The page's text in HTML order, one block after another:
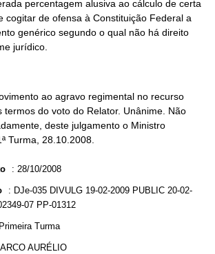
jurídico.
ao agravo regimental no recurso
termos do voto do Relator. Unânime. Não
deste julgamento o Ministro
Turma, 28.10.2008.
: 28/10/2008
: DJe-035 DIVULG 19-02-2009 PUBLIC 20-02-
07 PP-01312
Primeira Turma
AURÉLIO